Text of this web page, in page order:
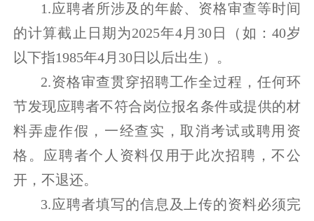
1.应聘者所涉及的年龄、资格审查等时间
的计算截止日期为2025年4月30日（如：40岁
以下指1985年4月30日以后出生）。
2.资格审查贯穿招聘工作全过程，任何环
节发现应聘者不符合岗位报名条件或提供的材
料弄虚作假，一经查实，取消考试或聘用资
格。应聘者个人资料仅用于此次招聘，不公
开，不退还。
3.应聘者填写的信息及上传的资料必须完